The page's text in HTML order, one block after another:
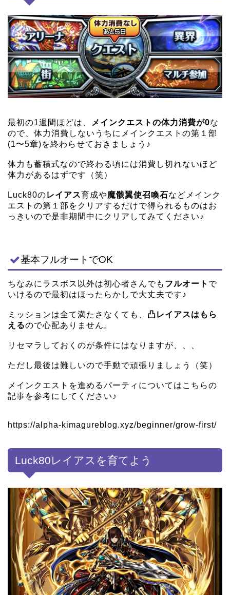
最初の1週間ほどは、 メインクエストの体力消費が0な
ので、体力消費しないうちにメインクエストの第１部
(1〜5章)を終わらせておきましょう♪
体力も蓄積式なので終わる頃には消費し切れないほど
体力があるはずです（笑）
Luck80のレイアス育成や魔骸翼使召喚石などメインク
エストの第１部をクリアするだけで得られるものはお
っきいので是非期間中にクリアしてみてください♪
基本フルオートでOK
ちなみにラスボス以外は初心者さんでも フルオート で
いけるので最初はほったらかしで大丈夫です♪
ミッションは全て満たさなくても、 凸レイアスはもら
えるので心配ありません。
リセマラしておくのが条件にはなりますが、、、
ただし最後は難しいので手動で頑張りましょう（笑）
メインクエストを進めるパーティについてはこちらの
記事を参考にしてください♪
https://alpha-kimagureblog.xyz/beginner/grow-first/
Luck80レイアスを育てよう